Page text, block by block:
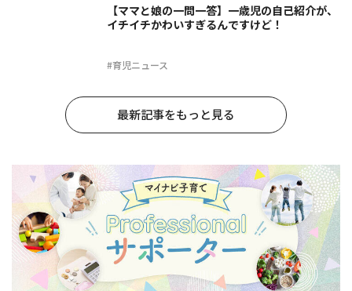
#育児ニュース
【ママと娘の一問一答】一歳児の自己紹介が、
イチイチかわいすぎるんですけど！
最新記事をもっと見る